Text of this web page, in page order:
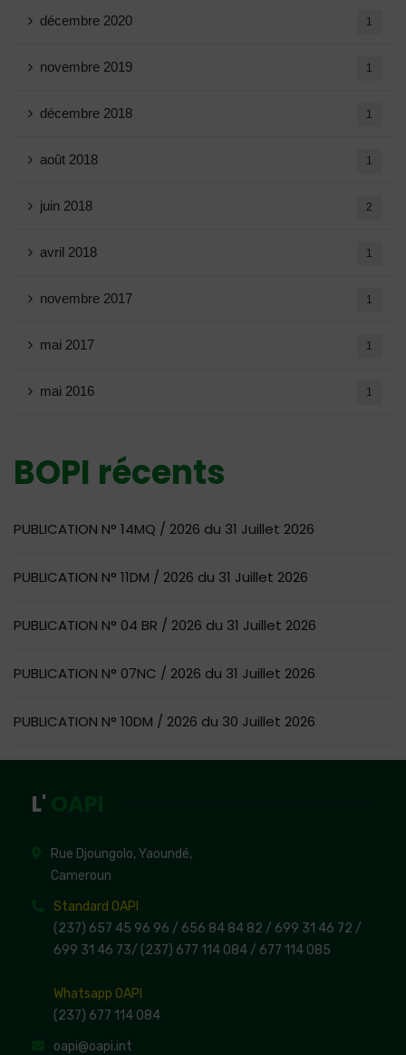
décembre 2020 1
novembre 2019 1
décembre 2018 1
août 2018 1
juin 2018 2
avril 2018 1
novembre 2017 1
mai 2017 1
mai 2016 1
BOPI récents
PUBLICATION N° 14MQ / 2026 du 31 Juillet 2026
PUBLICATION N° 11DM / 2026 du 31 Juillet 2026
PUBLICATION N° 04 BR / 2026 du 31 Juillet 2026
PUBLICATION N° 07NC / 2026 du 31 Juillet 2026
PUBLICATION N° 10DM / 2026 du 30 Juillet 2026
L'
Rue Djoungolo, Yaoundé,
Cameroun
Standard OAPI
(237) 657 45 96 96 / 656 84 84 82 / 699 31 46 72 /
699 31 46 73/ (237) 677 114 084 / 677 114 085
Whatsapp OAPI
(237) 677 114 084
oapi@oapi.int